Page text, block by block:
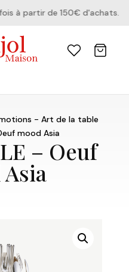
à partir de 150€ d'achats.
- Art de la table
mood Asia
– Oeuf